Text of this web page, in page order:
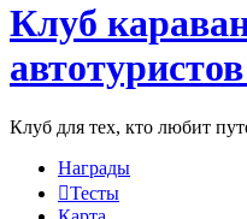
Регистрация
Клуб
Клуб для тех, кто любит
Награды
Тесты